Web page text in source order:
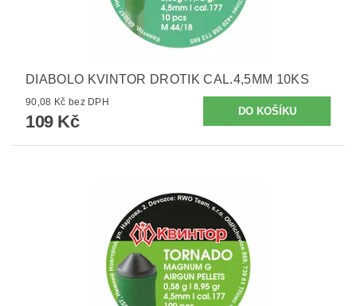
DIABOLO KVINTOR DROTIK CAL.4,5MM 10KS
90,08 Kč bez DPH
109 Kč